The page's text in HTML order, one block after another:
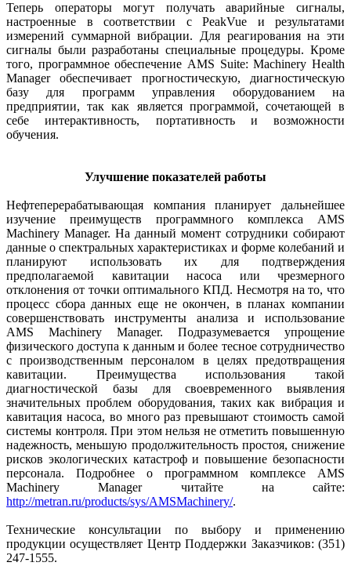
Теперь операторы могут получать аварийные сигналы,
настроенные в соответствии с PeakVue и результатами
измерений суммарной вибрации. Для реагирования на эти
сигналы были разработаны специальные процедуры. Кроме
того, программное обеспечение AMS Suite: Machinery Health
Manager обеспечивает прогностическую, диагностическую
базу для программ управления оборудованием на
предприятии, так как является программой, сочетающей в
себе интерактивность, портативность и возможности
обучения.
Улучшение показателей работы
Нефтеперерабатывающая компания планирует дальнейшее
изучение преимуществ программного комплекса AMS
Machinery Manager. На данный момент сотрудники собирают
данные о спектральных характеристиках и форме колебаний и
планируют использовать их для подтверждения
предполагаемой кавитации насоса или чрезмерного
отклонения от точки оптимального КПД. Несмотря на то, что
процесс сбора данных еще не окончен, в планах компании
совершенствовать инструменты анализа и использование
AMS Machinery Manager. Подразумевается упрощение
физического доступа к данным и более тесное сотрудничество
с производственным персоналом в целях предотвращения
кавитации. Преимущества использования такой
диагностической базы для своевременного выявления
значительных проблем оборудования, таких как вибрация и
кавитация насоса, во много раз превышают стоимость самой
системы контроля. При этом нельзя не отметить повышенную
надежность, меньшую продолжительность простоя, снижение
рисков экологических катастроф и повышение безопасности
персонала. Подробнее о программном комплексе AMS
Machinery Manager читайте на сайте:
http://metran.ru/products/sys/AMSMachinery/.
Технические консультации по выбору и применению
продукции осуществляет Центр Поддержки Заказчиков: (351)
247-1555.